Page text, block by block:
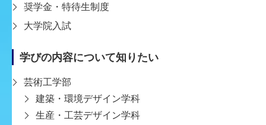
奨学金・特待生制度
大学院入試
学びの内容について知りたい
芸術工学部
建築・環境デザイン学科
生産・工芸デザイン学科
先生や先輩との距離が近くて、なんでも聞ける関係
性だったので、わからないことや知らなかったこと
作品における表現の幅も広がったと感じます。